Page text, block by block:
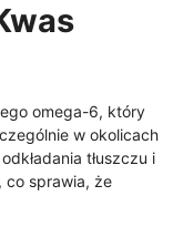
omega-6, który
w okolicach
tłuszczu i
co sprawia, że